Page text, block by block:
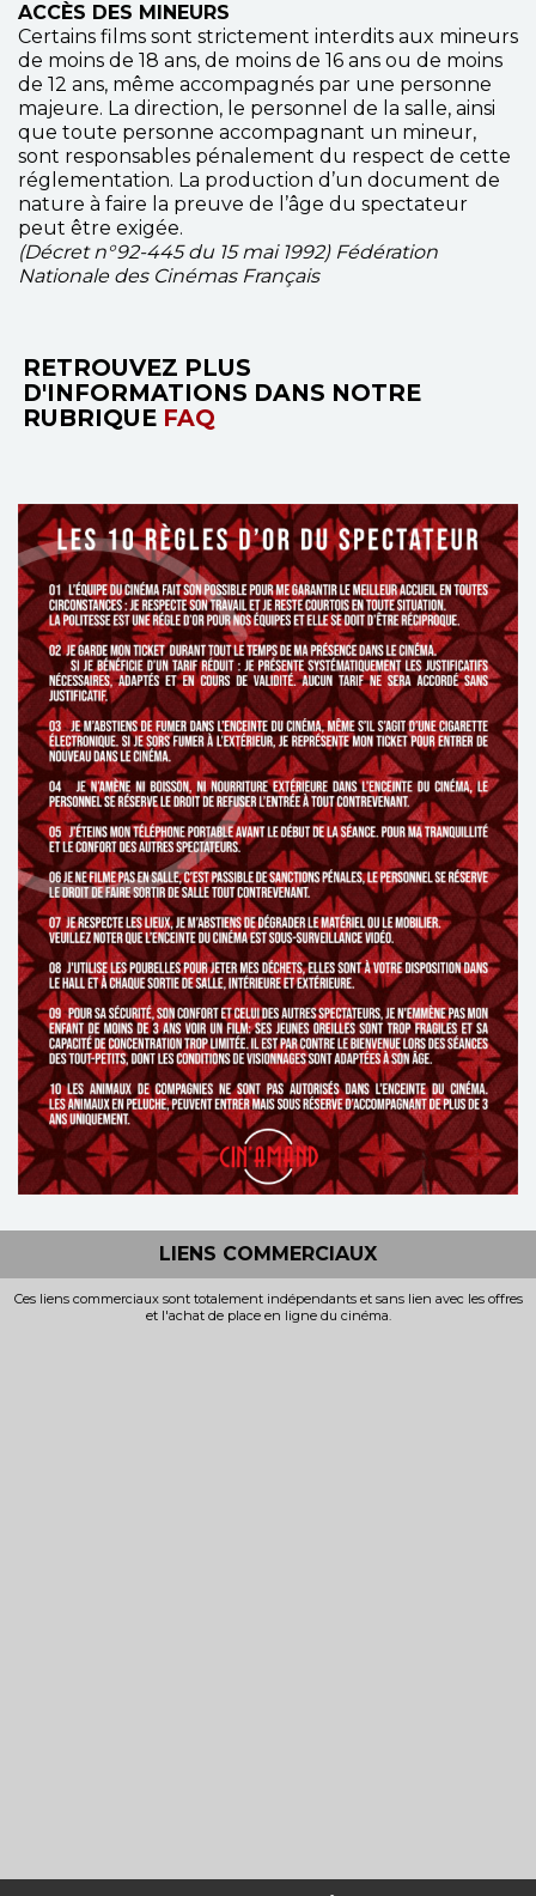
ACCÈS DES MINEURS
Certains films sont strictement interdits aux mineurs
de moins de 18 ans, de moins de 16 ans ou de moins
de 12 ans, même accompagnés par une personne
majeure. La direction, le personnel de la salle, ainsi
que toute personne accompagnant un mineur,
sont responsables pénalement du respect de cette
réglementation. La production d’un document de
nature à faire la preuve de l’âge du spectateur
peut être exigée.
(Décret n°92-445 du 15 mai 1992) Fédération
Nationale des Cinémas Français
RETROUVEZ PLUS
D'INFORMATIONS DANS NOTRE
RUBRIQUE FAQ
LIENS COMMERCIAUX
Ces liens commerciaux sont totalement indépendants et sans lien avec les offres
et l'achat de place en ligne du cinéma.